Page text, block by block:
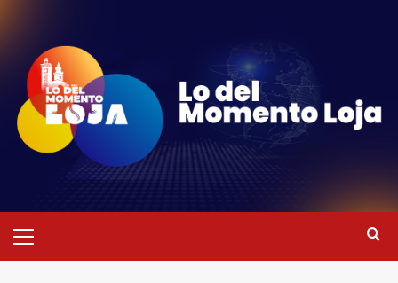
contenido
primario